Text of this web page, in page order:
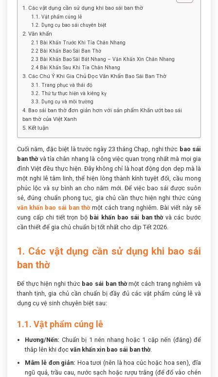
1. Các vật dụng cần sử dụng khi bao sái ban thờ
1.1. Vật phẩm cúng lễ
1.2. Dụng cụ bao sái chuyên biệt
2. Văn khấn
2.1 Bài Khấn Trước Khi Tỉa Chân Nhang
2.2 Bài Khấn Bao Sái Ban Thờ
2.3 Bài Khấn Bao Sái Bát Nhang – Văn Khấn Xin Chân Nhang
2.4 Bài Khấn Sau Khi Tỉa Chân Nhang
3. Các Chú Ý Khi Gia Chủ Đọc Văn Khấn Bao Sái Ban Thờ
3.1. Trang phục và thái độ
3.2. Thứ tự thực hiện và kiêng kỵ
3.3. Dụng cụ và môi trường
4. Bao sái ban thờ đơn giản hơn với sản phẩm Khăn ướt bao sái
ban thờ của Việt Xanh
5. Kết luận
Cuối năm, đặc biệt là trước ngày 23 tháng Chạp, nghi thức bao sái
ban thờvà tỉa chân nhang là công việc quan trọng nhất mà mọi gia
đình Việt đều thực hiện. Đây không chỉ là hoạt động dọn dẹp mà là
một nghi lễ tâm linh, thể hiện lòng thành kính tuyệt đối, cầu mong
phúc lộc và sự bình an cho năm mới. Để việc bao sái được suôn
sẻ, đúng chuẩn phong tục, gia chủ cần thực hiện nghi thức cúng
văn khấn bao sái ban thờmột cách trang nghiêm. Bài viết này sẽ
cung cấp chi tiết trọn bộ bài khấn bao sái ban thờvà các bước
cần thiết để gia chủ chuẩn bị tốt nhất cho dịp Tết 2026.
1. Các vật dụng cần sử dụng khi bao sái
ban thờ
Để thực hiện nghi thức bao sái ban thờmột cách trang nghiêm và
thanh tịnh, gia chủ cần chuẩn bị đầy đủ các vật phẩm cúng lễ và
dụng cụ vệ sinh chuyên biệt sau:
1.1. Vật phẩm cúng lễ
Hương/Nến: Chuẩn bị 1 nén nhang hoặc 1 cặp nến (đăng) để
thắp lên khi đọcvăn khấn xin bao sái ban thờ.
Mâm lễ đơn giản: Hoa tươi (nên là hoa cúc hoặc hoa sen), đĩa
ngũ quả, trầu cau, nước sạch hoặc rượu trắng (để đổ vào chén